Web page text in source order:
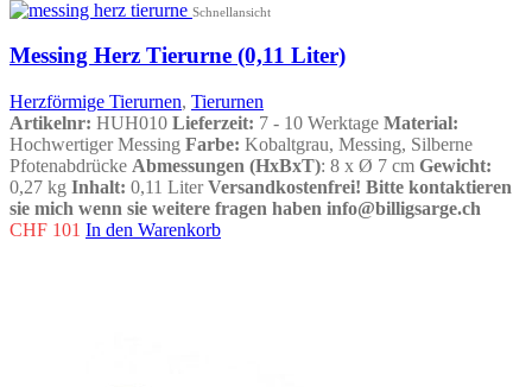
Schnellansicht
Messing Herz Tierurne (0,11 Liter)
Herzförmige Tierurnen, Tierurnen
Artikelnr: HUH010 Lieferzeit: 7 - 10 Werktage Material:
Hochwertiger Messing Farbe: Kobaltgrau, Messing, Silberne
Pfotenabdrücke Abmessungen (HxBxT): 8 x Ø 7 cm Gewicht:
0,27 kg Inhalt: 0,11 LiterVersandkostenfrei! Bitte kontaktieren
sie mich wenn sie weitere fragen haben info@billigsarge.ch
CHF 101 In den Warenkorb